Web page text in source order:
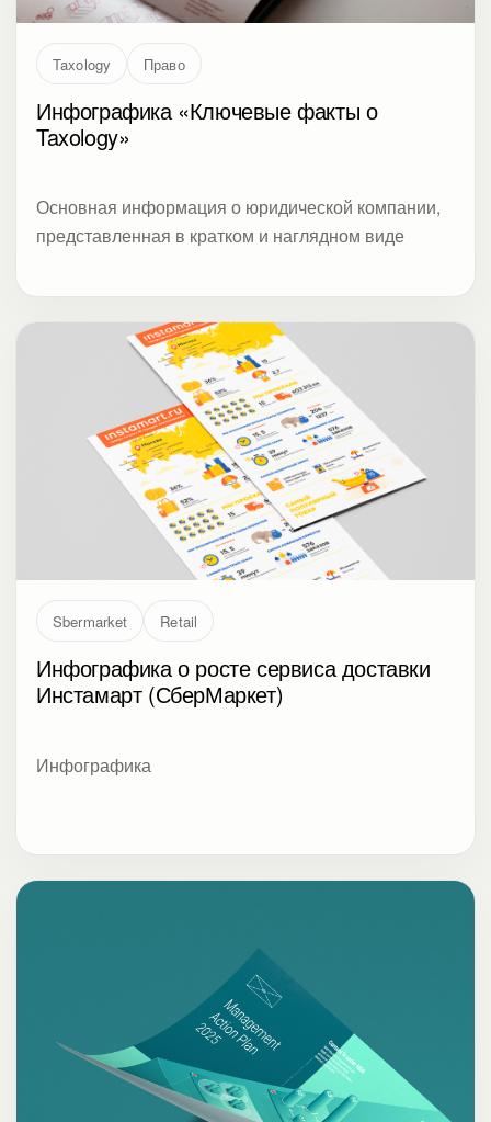
представленная в кратком и наглядном виде
Sbermarket Retail
Инфографика о росте сервиса доставки
Инстамарт (СберМаркет)
разрабатывает долгосрочную стратегию Консалтинг